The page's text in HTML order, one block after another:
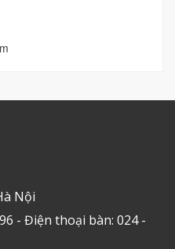
Nội
- Điện thoại bàn: 024 -